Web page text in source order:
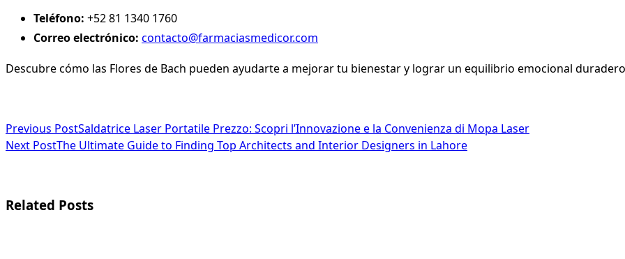
Teléfono: +52 81 1340 1760
Correo electrónico: contacto@farmaciasmedicor.com
Descubre cómo las Flores de Bach pueden ayudarte a mejorar tu bienestar y lograr un equilibrio emocional
<span
class="nav-
screen-
Previous PostSaldatrice Laser Portatile Prezzo: Scopri l’Innovazione e la Convenienza di Mopa Laser
Next PostThe Ultimate Guide to Finding Top Architects and Interior Designers in Lahore
Related Posts